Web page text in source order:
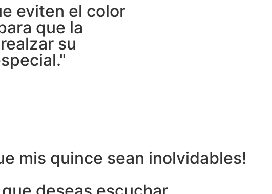
eviten el color
que la
su
mis quince sean inolvidables!